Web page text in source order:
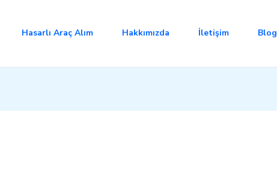
Hasarlı Araç Alım Hakkımızda İletişim Blog